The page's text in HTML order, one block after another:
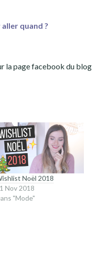
quand ?
la page facebook du blog
Noël 2018
Nov 2018
"Mode"